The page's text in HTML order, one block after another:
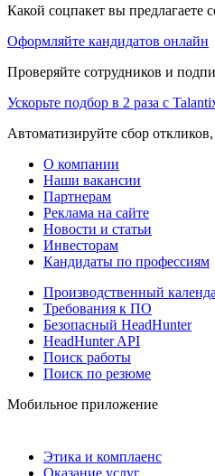
Какой соцпакет вы предлагаете
Оформляйте кандидатов онлайн
Проверяйте сотрудников и
Ускорьте подбор в 2 раза с
Автоматизируйте сбор
О компании
Наши вакансии
Партнерам
Реклама на сайте
Новости и статьи
Инвесторам
Кандидаты по профессиям
Производственный
Требования к ПО
Безопасный HeadHunter
HeadHunter API
Поиск работы
Поиск по резюме
Мобильное приложение
Этика и комплаенс
Оказание услуг